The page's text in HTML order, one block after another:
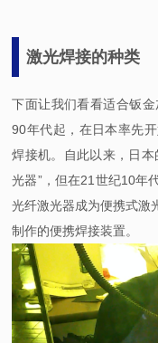
激光焊接的种类
下面让我们看看适合钣
90年代起，在日本率先
焊接机。自此以来，日本
光器”，但在21世纪10年
光纤激光器成为便携式激
制作的便携焊接装置。